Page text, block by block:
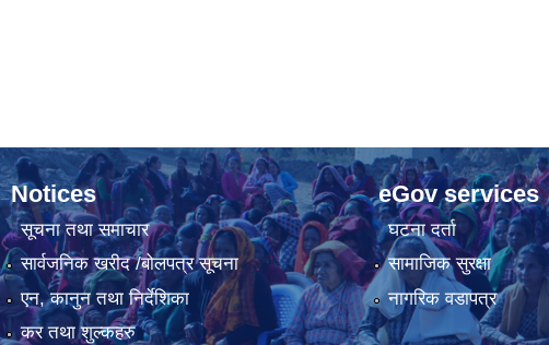
Notices
सूचना तथा समाचार
सार्वजनिक खरीद /बोलपत्र सूचना
एन, कानुन तथा निर्देशिका
कर तथा शुल्कहरु
eGov services
घटना दर्ता
सामाजिक सुरक्षा
नागरिक वडापत्र